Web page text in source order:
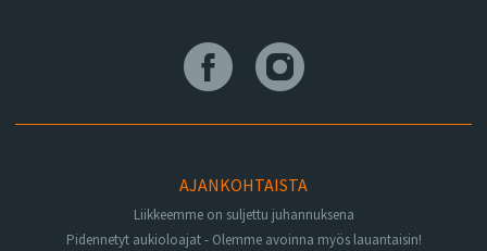
AJANKOHTAISTA
Liikkeemme on suljettu juhannuksena
Pidennetyt aukioloajat - Olemme avoinna myös lauantaisin!